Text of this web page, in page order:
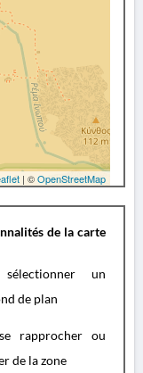
| ©OpenStreetMap
de la carte
un
de plan
rapprocher ou
de la zone